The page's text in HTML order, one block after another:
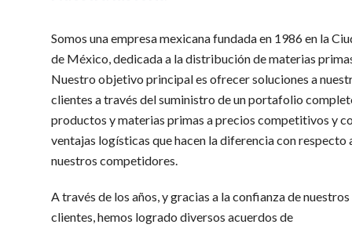
Somos una empresa mexicana fundada en 1986 en la
de México, dedicada a la distribución de materias
Nuestro objetivo principal es ofrecer soluciones a
clientes a través del suministro de un portafolio
productos y materias primas a precios competitivos y
ventajas logísticas que hacen la diferencia con respecto
nuestros competidores.
A través de los años, y gracias a la confianza de nuestros
clientes, hemos logrado diversos acuerdos de